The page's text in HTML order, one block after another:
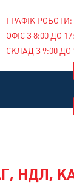
ГРАФІК
ОФІС З 8:00 ДО
СКЛАД З 9:00 ДО
НДЛ,